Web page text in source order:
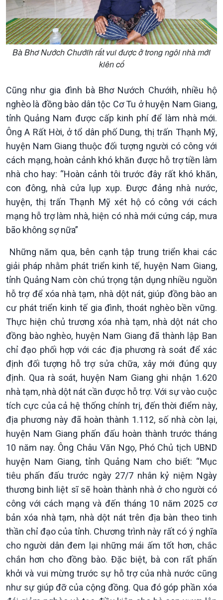
Chính phủ với người dân
Quốc hội với cử tri
Xây dựng đảng
Đảng trong cuộc sống
Nhận diện sự thật
Vấn đề quốc tế
Hồ sơ sự kiện quốc tế
Thế giới & Việt Nam
Biên cương - Một dải vững
bền
Kinh tế
Tin Kinh tế
Trước giờ mở cửa
Dòng chảy Kinh tế
Sức sống hàng Việt
Khởi nghiệp
Tuyên chiến với gian lận
thương mại
Nông nghiệp & Biển đảo
Tin Nông nghiệp & Biển
đảo
Mùa vàng
Biển đảo Việt Nam
Tâm tình biên giới và hải
đảo
Tìm hiểu biển, đảo Việt
Nam
Bà Bhơ Nướch Chướih rất vui được ở trong ngôi nhà mới
kiên cố
Cũng như gia đình bà Bhơ Nướch Chướih, nhiều hộ
nghèo là đồng bào dân tộc Cơ Tu ở huyện Nam Giang,
tỉnh Quảng Nam được cấp kinh phí để làm nhà mới.
Ông A Rất Hời, ở tổ dân phố Dung, thị trấn Thạnh Mỹ,
huyện Nam Giang thuộc đối tượng người có công với
cách mạng, hoàn cảnh khó khăn được hỗ trợ tiền làm
nhà cho hay: “Hoàn cảnh tôi trước đây rất khó khăn,
con đông, nhà cửa lụp xụp. Được đảng nhà nước,
huyện, thị trấn Thạnh Mỹ xét hộ có công với cách
mạng hỗ trợ làm nhà, hiện có nhà mới cứng cáp, mưa
bão không sợ nữa”
Những năm qua, bên cạnh tập trung triển khai các
giải pháp nhằm phát triển kinh tế, huyện Nam Giang,
tỉnh Quảng Nam còn chú trọng tận dụng nhiều nguồn
hỗ trợ để xóa nhà tạm, nhà dột nát, giúp đồng bào an
cư phát triển kinh tế gia đình, thoát nghèo bền vững.
Thực hiện chủ trương xóa nhà tạm, nhà dột nát cho
đồng bào nghèo, huyện Nam Giang đã thành lập Ban
chỉ đạo phối hợp với các địa phương rà soát để xác
định đối tượng hỗ trợ sửa chữa, xây mới đúng quy
định. Qua rà soát, huyện Nam Giang ghi nhận 1.620
nhà tạm, nhà dột nát cần được hỗ trợ. Với sự vào cuộc
tích cực của cả hệ thống chính trị, đến thời điểm này,
địa phương này đã hoàn thành 1.112, số nhà còn lại,
huyện Nam Giang phấn đấu hoàn thành trước tháng
10 năm nay. Ông Châu Văn Ngọ, Phó Chủ tịch UBND
huyện Nam Giang, tỉnh Quảng Nam cho biết: “Mục
tiêu phấn đấu trước ngày 27/7 nhân kỷ niệm Ngày
thương binh liệt sĩ sẽ hoàn thành nhà ở cho người có
công với cách mạng và đến tháng 10 năm 2025 cơ
bản xóa nhà tạm, nhà dột nát trên địa bàn theo tinh
thần chỉ đạo của tỉnh. Chương trình này rất có ý nghĩa
cho người dân đem lại những mái ấm tốt hơn, chắc
chắn hơn cho đồng bào. Đặc biệt, bà con rất phấn
khởi và vui mừng trước sự hỗ trợ của nhà nước cũng
như sự giúp đỡ của cộng đồng. Qua đó góp phần xóa